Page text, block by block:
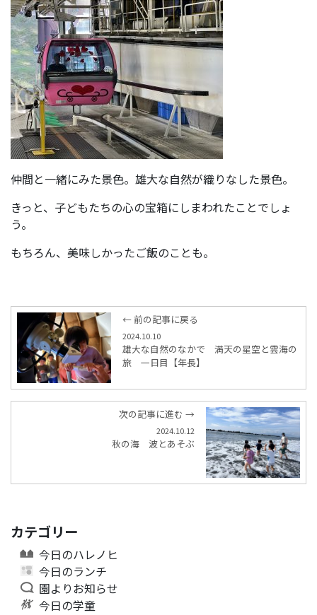
仲間と一緒にみた景色。雄大な自然が織りなした景色。
きっと、子どもたちの心の宝箱にしまわれたことでしょ
う。
もちろん、美味しかったご飯のことも。
← 前の記事に戻る
2024.10.10
雄大な自然のなかで 満天の星空と雲海の
旅 一日目【年長】
次の記事に進む →
2024.10.12
秋の海 波とあそぶ
カテゴリー
今日のハレノヒ
今日のランチ
園よりお知らせ
今日の学童